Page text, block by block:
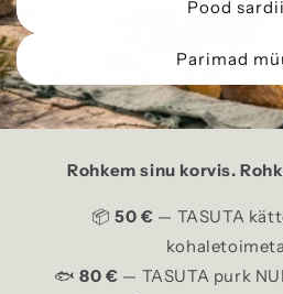
Pood
Parimad
Rohkem sinu korvis.
📦50 € — TASUTA
🐟80 € — TASUTA purk